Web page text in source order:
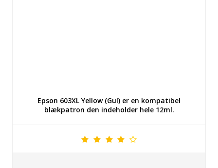
Epson 603XL Yellow (Gul) er en kompatibel
blækpatron den indeholder hele 12ml.